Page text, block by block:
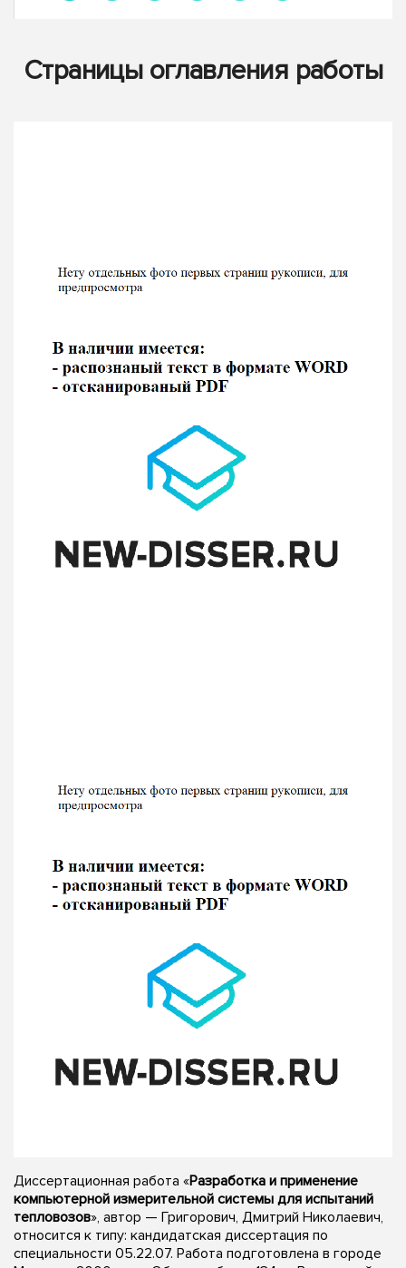
Страницы оглавления работы
Диссертационная работа «Разработка и применение
компьютерной измерительной системы для испытаний
тепловозов», автор — Григорович, Дмитрий Николаевич,
относится к типу: кандидатская диссертация по
специальности 05.22.07. Работа подготовлена в городе